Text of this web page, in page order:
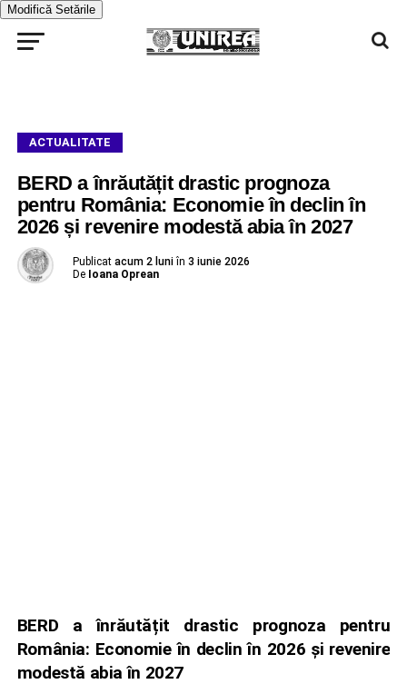
Modifică Setările
ACTUALITATE
BERD a înrăutățit drastic prognoza
pentru România: Economie în declin în
2026 și revenire modestă abia în 2027
Publicat acum 2 luni în 3 iunie 2026
De Ioana Oprean
BERD a înrăutățit drastic prognoza pentru
România: Economie în declin în 2026 și revenire
modestă abia în 2027